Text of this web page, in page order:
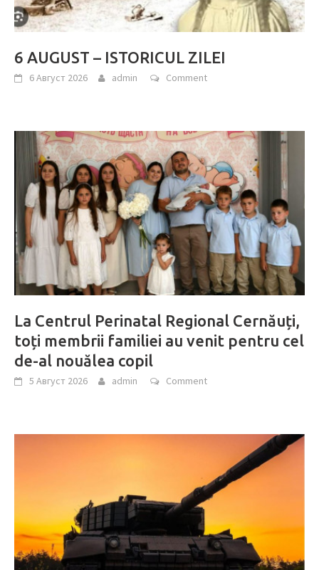
6 AUGUST – ISTORICUL ZILEI
6 Август 2026 admin Comment
La Centrul Perinatal Regional Cernăuți,
toți membrii familiei au venit pentru cel
de-al nouălea copil
5 Август 2026 admin Comment